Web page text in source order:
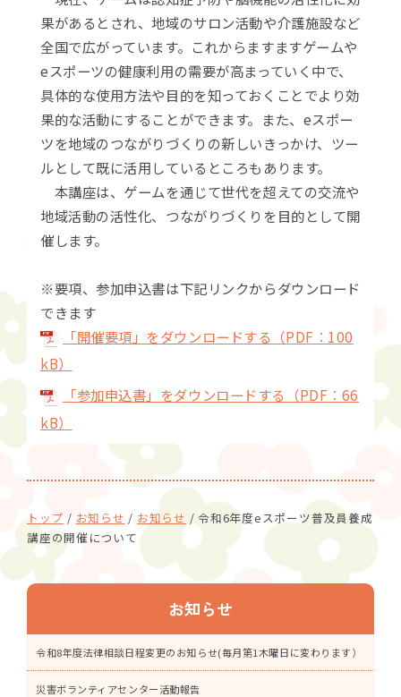
果があるとされ、地域のサロン活動や介護施設など
全国で広がっています。これからますますゲームや
eスポーツの健康利用の需要が高まっていく中で、
具体的な使用方法や目的を知っておくことでより効
果的な活動にすることができます。また、eスポー
ツを地域のつながりづくりの新しいきっかけ、ツー
ルとして既に活用しているところもあります。
本講座は、ゲームを通じて世代を超えての交流や
地域活動の活性化、つながりづくりを目的として開
催します。
※要項、参加申込書は下記リンクからダウンロード
できます
「開催要項」をダウンロードする（PDF：100
kB）
「参加申込書」をダウンロードする（PDF：66
kB）
現
在
の
位
置：
トップ / お知らせ / お知らせ /令和6年度eスポーツ普及員養成
講座の開催について
お知らせ
令和8年度法律相談日程変更のお知らせ(毎月第1木曜日に変わります）
災害ボランティアセンター活動報告